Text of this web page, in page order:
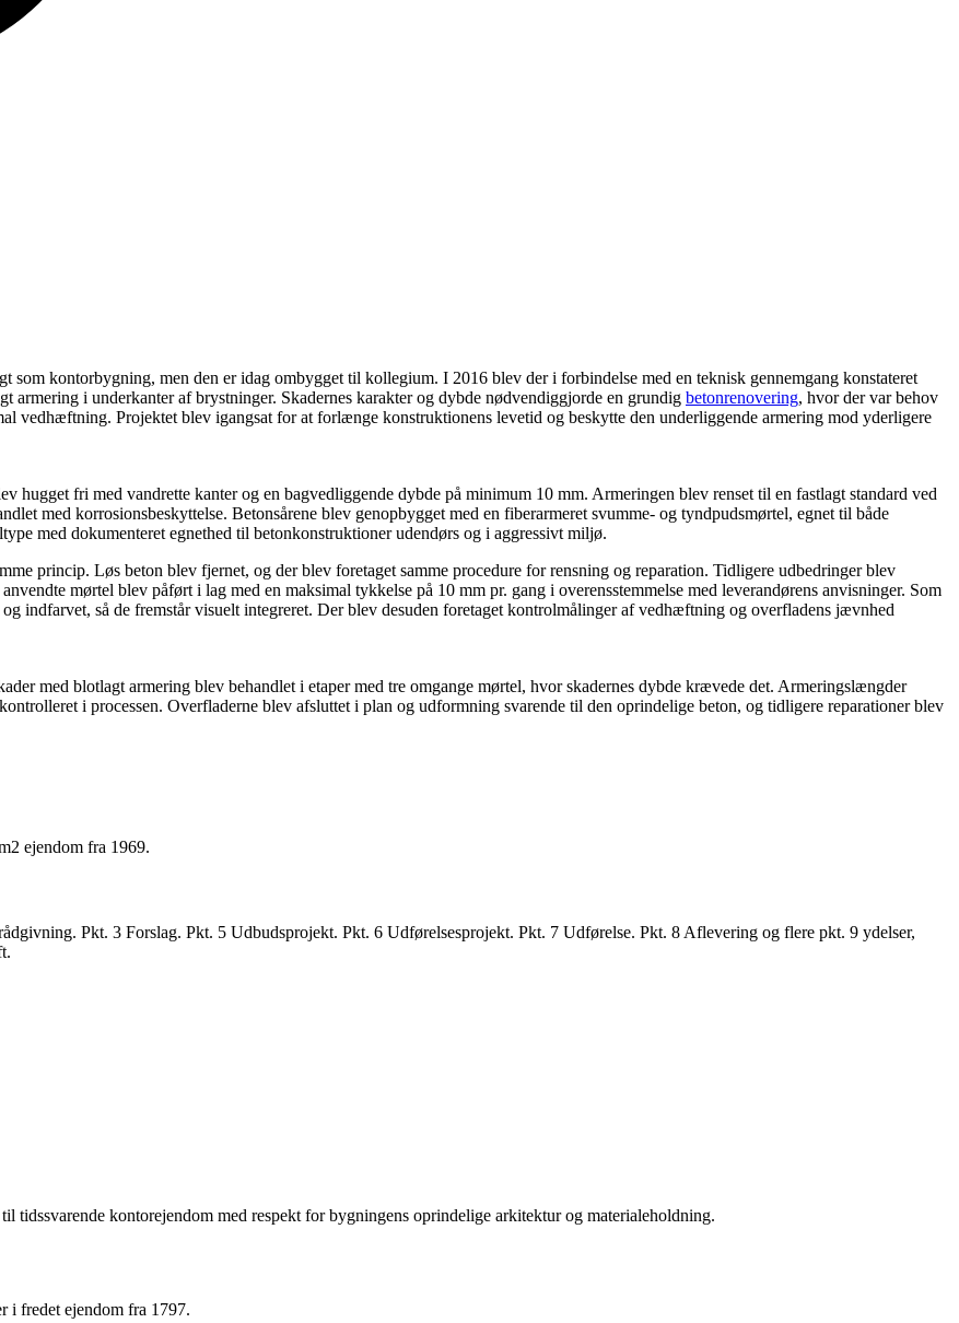
kontorbygning, men den er idag ombygget til kollegium. I 2016 blev der i forbindelse med en teknisk gennemgang konstateret
armering i underkanter af brystninger. Skadernes karakter og dybde nødvendiggjorde en grundig betonrenovering, hvor der var behov
vedhæftning. Projektet blev igangsat for at forlænge konstruktionens levetid og beskytte den underliggende armering mod yderligere
hugget fri med vandrette kanter og en bagvedliggende dybde på minimum 10 mm. Armeringen blev renset til en fastlagt standard ved
med korrosionsbeskyttelse. Betonsårene blev genopbygget med en fiberarmeret svumme- og tyndpudsmørtel, egnet til både
med dokumenteret egnethed til betonkonstruktioner udendørs og i aggressivt miljø.
princip. Løs beton blev fjernet, og der blev foretaget samme procedure for rensning og reparation. Tidligere udbedringer blev
mørtel blev påført i lag med en maksimal tykkelse på 10 mm pr. gang i overensstemmelse med leverandørens anvisninger. Som
indfarvet, så de fremstår visuelt integreret. Der blev desuden foretaget kontrolmålinger af vedhæftning og overfladens jævnhed
med blotlagt armering blev behandlet i etaper med tre omgange mørtel, hvor skadernes dybde krævede det. Armeringslængder
i processen. Overfladerne blev afsluttet i plan og udformning svarende til den oprindelige beton, og tidligere reparationer blev
ejendom fra 1969.
Pkt. 3 Forslag. Pkt. 5 Udbudsprojekt. Pkt. 6 Udførelsesprojekt. Pkt. 7 Udførelse. Pkt. 8 Aflevering og flere pkt. 9 ydelser,
kontorejendom med respekt for bygningens oprindelige arkitektur og materialeholdning.
i fredet ejendom fra 1797.